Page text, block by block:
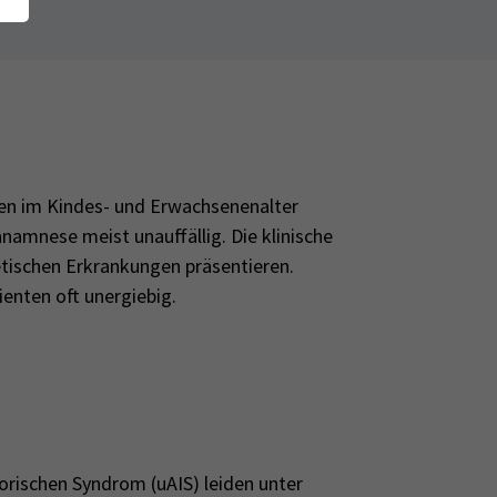
im Kindes- und Erwachsenenalter
meist unauffällig. Die klinische
Erkrankungen präsentieren.
oft unergiebig.
Syndrom (uAIS) leiden unter